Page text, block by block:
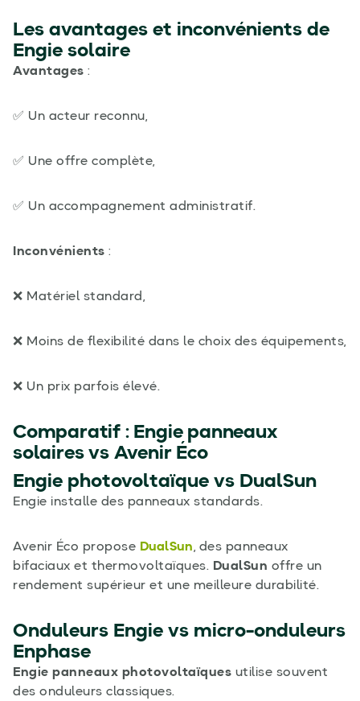
Les avantages et inconvénients de
Engie solaire
Avantages :
✅ Un acteur reconnu,
✅ Une offre complète,
✅ Un accompagnement administratif.
Inconvénients :
❌ Matériel standard,
❌ Moins de flexibilité dans le choix des équipements,
❌ Un prix parfois élevé.
Comparatif : Engie panneaux
solairesvs Avenir Éco
Engie photovoltaïque vs DualSun
Engie installe des panneaux standards.
Avenir Éco propose DualSun, des panneaux
bifaciaux et thermovoltaïques. DualSun offre un
rendement supérieur et une meilleure durabilité.
Onduleurs Engie vs micro-onduleurs
Enphase
Engie panneaux photovoltaïques utilise souvent
des onduleurs classiques.